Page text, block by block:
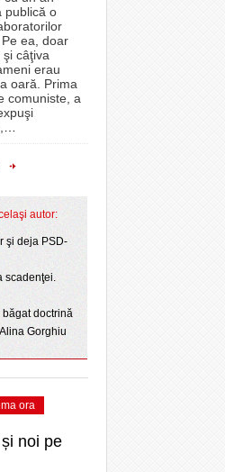
de
a
Food Film
derulate de instituție din fonduri
FOTO
oferă persoanelor fizice posibilitatea să
de Declarația Unică 212
- 25 November 2025
VIDEO
ONLINE
DIN
TIMIŞOAREI
ŞCOLI ŞI
MEDICULUI
publică o
ea, doar
şi câţiva
erau
oară. Prima
comuniste, a
autor:
şi deja PSD-
scadenţei.
băgat doctrină
Gorghiu
ora
noi pe